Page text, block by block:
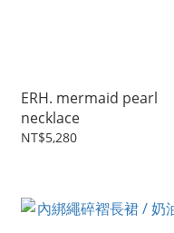
ERH. mermaid pearl
necklace
NT$5,280